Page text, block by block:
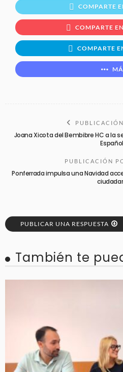
COMPARTE
COMPARTE
COMPARTE
Joana Xicota del Bembibre HC a la
PUBLICACIÓN
Ponferrada impulsa una Navidad
PUBLICAR UNA RESPUESTA
También te